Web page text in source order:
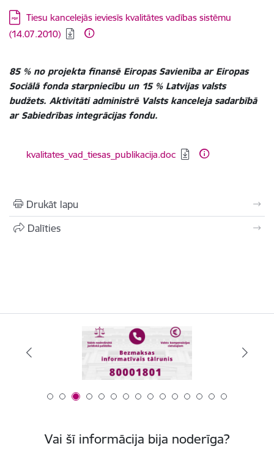
Lejupielādēt:
Tiesu kancelejās ieviesīs kvalitātes vadības sistēmu
(14.07.2010)
85 % no projekta finansē Eiropas Savienība ar Eiropas
Sociālā fonda starpniecību un 15 % Latvijas valsts
budžets. Aktivitāti administrē Valsts kanceleja sadarbībā
ar Sabiedrības integrācijas fondu.
Lejupielādēt:
kvalitates_vad_tiesas_publikacija.doc
Drukāt lapu
Dalīties
Vai šī informācija bija noderīga?